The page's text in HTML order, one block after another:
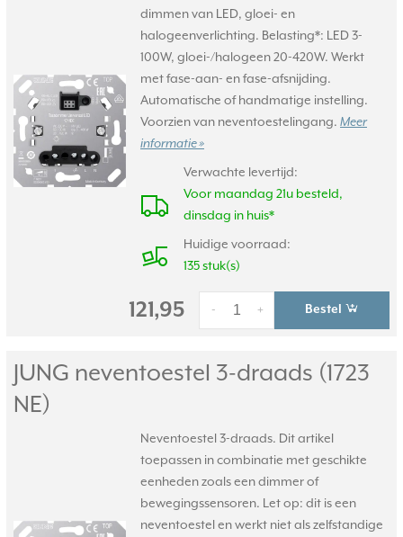
dimmen van LED, gloei- en
halogeenverlichting. Belasting*: LED 3-
100W, gloei-/halogeen 20-420W. Werkt
met fase-aan- en fase-afsnijding.
Automatische of handmatige instelling.
Voorzien van neventoestelingang. Meer
informatie »
Verwachte levertijd:
Voor maandag 21u besteld,
dinsdag in huis*
Huidige voorraad:
135 stuk(s)
121,95 +
- Bestel
JUNG neventoestel 3-draads (1723
NE)
Neventoestel 3-draads. Dit artikel
toepassen in combinatie met geschikte
eenheden zoals een dimmer of
bewegingssensoren. Let op: dit is een
neventoestel en werkt niet als zelfstandige